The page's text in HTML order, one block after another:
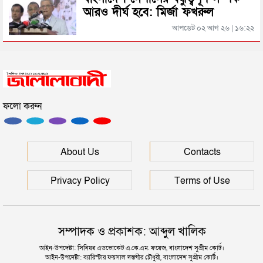
সিলেটের জোড়া ব্রিজের পাশ থেকে আটক ফরহাদ- বাদশা
প্রধানমন্ত্রী
সিলেটে আরও দুইজনের মৃত্যু, হাসপাতালে ৩ শতাধিক
আরও দীর্ঘ হবে: মির্জা ফখরুল
আপডেট ০২ আগ ২৬ | ১৬:২২
ফলো করুন
About Us Contacts
Privacy Policy Terms of Use
সম্পাদক ও প্রকাশক: আব্দুল খালিক
আইন-উপদেষ্টা: সিনিয়র এডভোকেট এ.কে.এম. ফয়েজ, বাংলাদেশ সুপ্রীম কোর্ট।
আইন-উপদেষ্টা: ব্যারিস্টার ফয়সাল দস্তগীর চৌধুরী, বাংলাদেশ সুপ্রীম কোর্ট।